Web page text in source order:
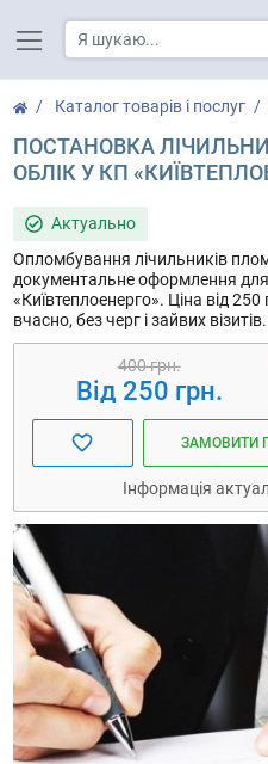
Каталог товарів і послуг
ПОСТАНОВКА
ОБЛІК У КП
Актуально
Опломбування лічильників
документальне оформлення для
«Київтеплоенерго». Ціна від
вчасно, без черг і зайвих візитів.
400 грн.
Від 250 грн.
ЗАМОВИТИ
Інформація